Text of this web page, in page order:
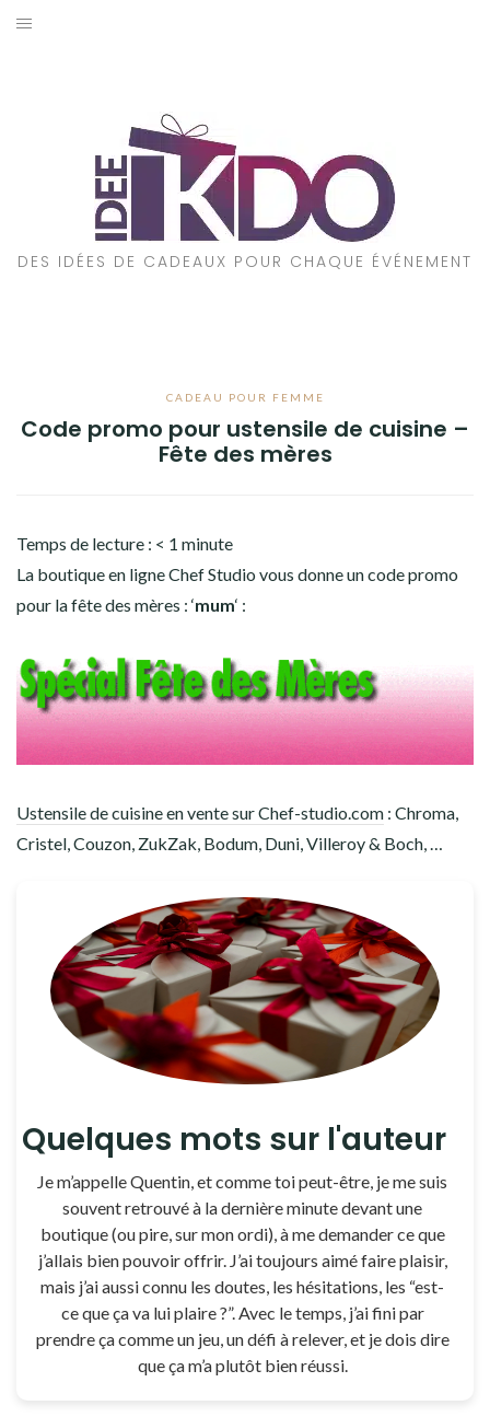
Aller
DES IDÉES DE CADEAUX POUR CHAQUE ÉVÉNEMENT
CADEAU POUR FEMME
Code promo pour ustensile de cuisine –
Fête des mères
Temps de lecture : < 1 minute
La boutique en ligne Chef Studio vous donne un code promo
pour la fête des mères : ‘mum‘ :
Ustensile de cuisine en vente sur Chef-studio.com : Chroma,
Cristel, Couzon, ZukZak, Bodum, Duni, Villeroy & Boch, …
Quelques mots sur l'auteur
Je m’appelle Quentin, et comme toi peut-être, je me suis
souvent retrouvé à la dernière minute devant une
boutique (ou pire, sur mon ordi), à me demander ce que
j’allais bien pouvoir offrir. J’ai toujours aimé faire plaisir,
mais j’ai aussi connu les doutes, les hésitations, les “est-
ce que ça va lui plaire ?”. Avec le temps, j’ai fini par
prendre ça comme un jeu, un défi à relever, et je dois dire
que ça m’a plutôt bien réussi.
CADEAUX PAR STYLE
POUR QUI EST CE CADEAU ?
A PROPOS